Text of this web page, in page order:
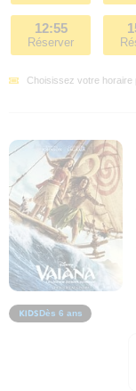
12:55
Réserver
Choisissez votre
Dès 6 ans